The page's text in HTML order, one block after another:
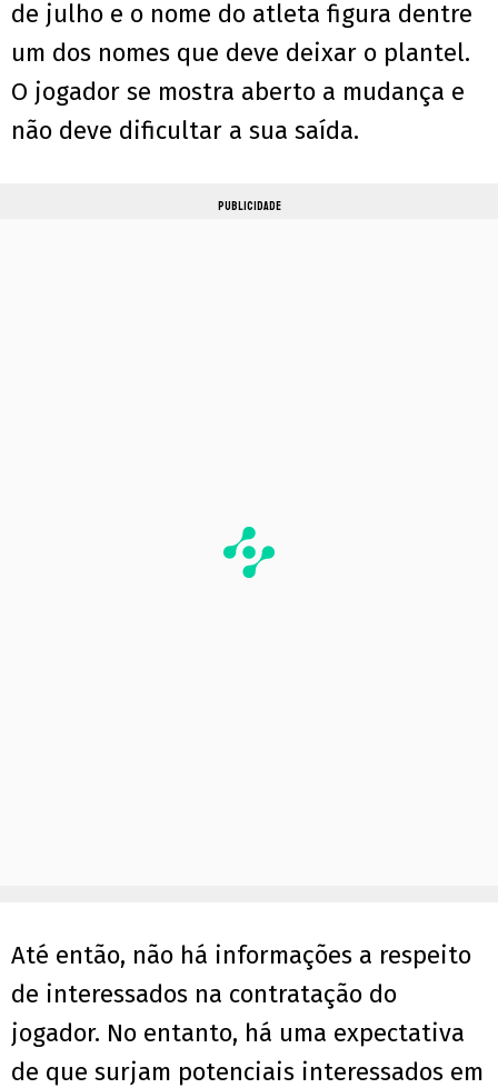
de julho e o nome do atleta figura dentre
um dos nomes que deve deixar o plantel.
O jogador se mostra aberto a mudança e
não deve dificultar a sua saída.
PUBLICIDADE
Até então, não há informações a respeito
de interessados na contratação do
jogador. No entanto, há uma expectativa
de que surjam potenciais interessados em